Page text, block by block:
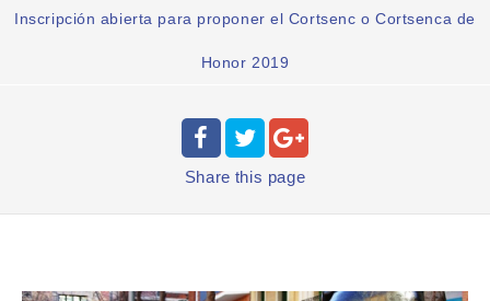
Inscripción abierta para proponer el Cortsenc o Cortsenca de
Honor 2019
Share this page